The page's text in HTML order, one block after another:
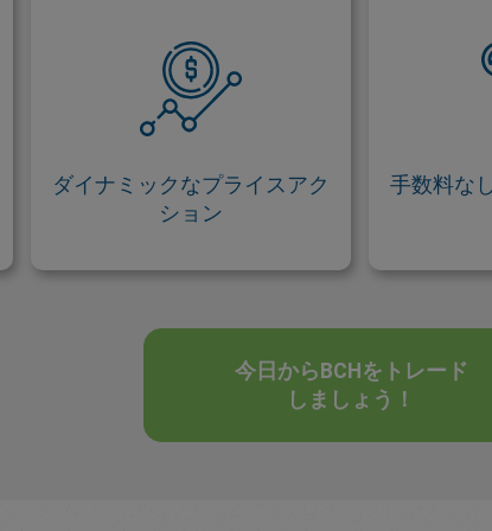
ダイナミックなプライスアク
ション
仮想通貨は最後に投資業界を開拓
していく役割の1つと考えられて
おり、市場内の他の投資商品とは
異なる値動きをします。このよう
なダイナミックな変動に対して、
忠実なファンが存在します。
手数料な
ウォレッ
要がなく
ません
今日からBCHをトレード
しましょう！